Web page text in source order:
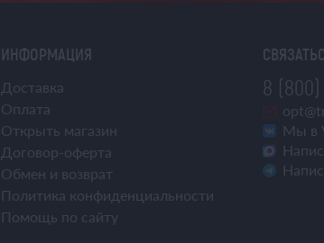
ИНФОРМАЦИЯ
Доставка
Оплата
Открыть магазин
Договор-оферта
Обмен и возврат
Политика конфиденциальности
Помощь по сайту
8 (800)
Мы в